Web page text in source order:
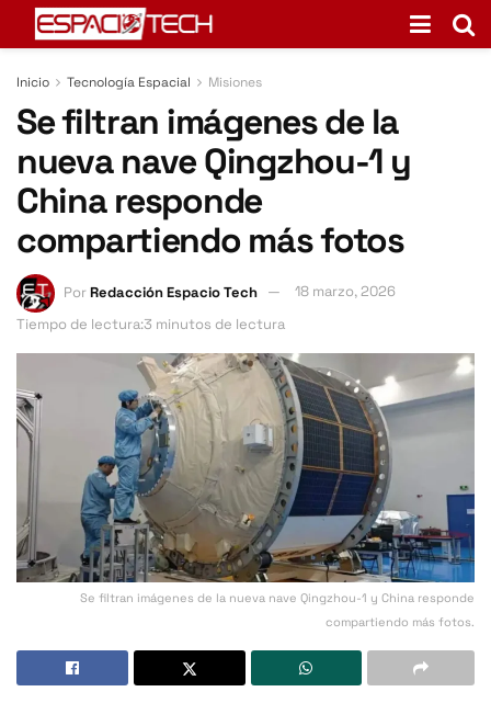
Inicio Tecnología Espacial Misiones
Se filtran imágenes de la
nueva nave Qingzhou-1 y
China responde
compartiendo más fotos
PorRedacción Espacio Tech
18 marzo, 2026
Tiempo de lectura:3 minutos de lectura
Se filtran imágenes de la nueva nave Qingzhou-1 y China responde
compartiendo más fotos.